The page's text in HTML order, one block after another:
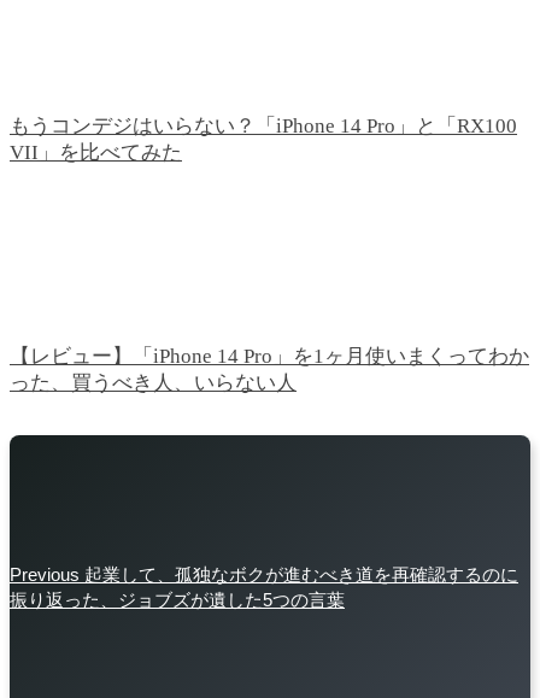
もうコンデジはいらない？「iPhone 14 Pro」と「RX100
VII」を比べてみた
【レビュー】「iPhone 14 Pro」を1ヶ月使いまくってわか
った、買うべき人、いらない人
Previous 起業して、孤独なボクが進むべき道を再確認するのに
振り返った、ジョブズが遺した5つの言葉